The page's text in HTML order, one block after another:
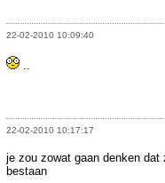
22-02-2010 10:09:40
22-02-2010 10:17:17
je zou zowat gaan denken
bestaan